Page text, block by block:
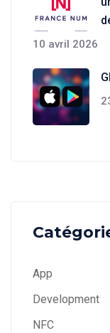
10 avril 2026
App
Development
NFC